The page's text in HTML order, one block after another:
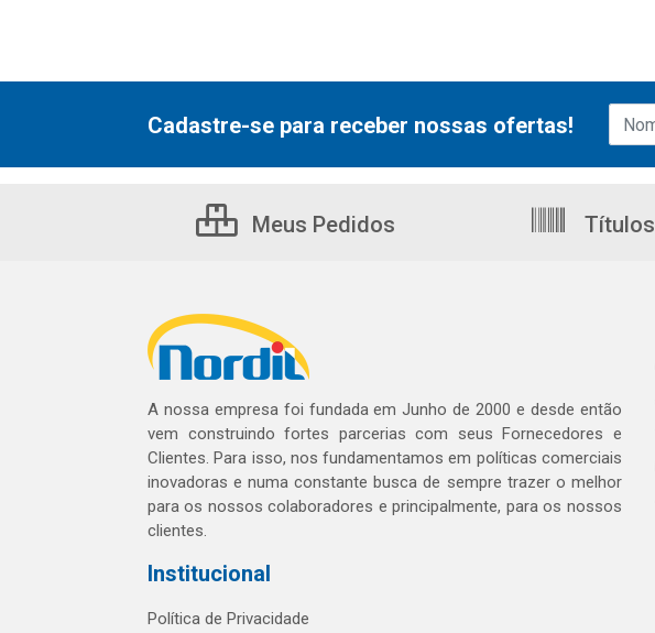
Cadastre-se para receber nossas ofertas!
Meus Pedidos Títulos
A nossa empresa foi fundada em Junho de 2000 e desde então
vem construindo fortes parcerias com seus Fornecedores e
Clientes. Para isso, nos fundamentamos em políticas comerciais
inovadoras e numa constante busca de sempre trazer o melhor
para os nossos colaboradores e principalmente, para os nossos
clientes.
Institucional
Política de Privacidade